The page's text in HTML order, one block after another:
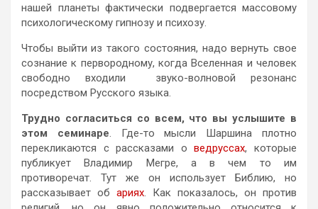
нашей планеты фактически подвергается массовому
психологическому гипнозу и психозу.
Чтобы выйти из такого состояния, надо вернуть свое
сознание к первородному, когда Вселенная и человек
свободно входили звуко-волновой резонанс
посредством Русского языка.
Трудно согласиться со всем, что вы услышите в
этом семинаре. Где-то мысли Шаршина плотно
перекликаются с рассказами оведруссах, которые
публикует Владимир Мегре, а в чем то им
противоречат. Тут же он использует Библию, но
рассказывает об ариях. Как показалось, он против